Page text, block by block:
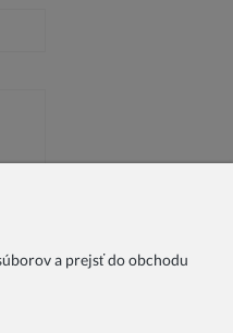
a prejsť do obchodu